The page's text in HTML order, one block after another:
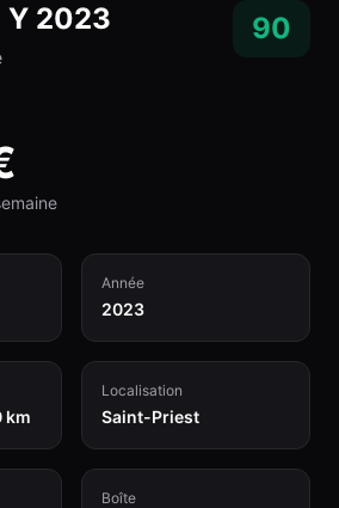
Y 2023 90
Année
2023
km
Localisation
Saint-Priest
Boîte